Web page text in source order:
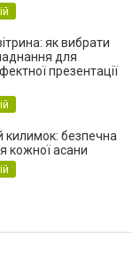
як вибрати
для
презентації
безпечна
кожної асани